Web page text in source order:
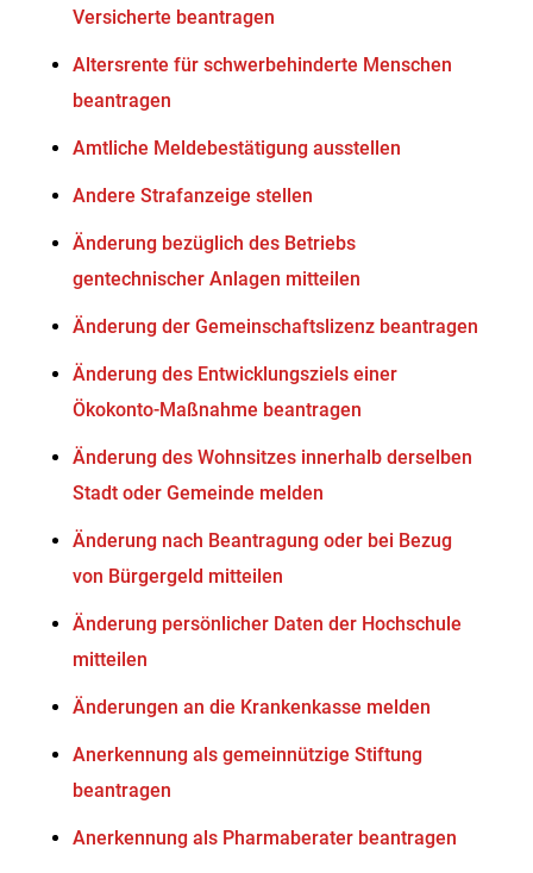
Versicherte beantragen
Altersrente für schwerbehinderte Menschen
beantragen
Amtliche Meldebestätigung ausstellen
Andere Strafanzeige stellen
Änderung bezüglich des Betriebs
gentechnischer Anlagen mitteilen
Änderung der Gemeinschaftslizenz beantragen
Änderung des Entwicklungsziels einer
Ökokonto-Maßnahme beantragen
Änderung des Wohnsitzes innerhalb derselben
Stadt oder Gemeinde melden
Änderung nach Beantragung oder bei Bezug
von Bürgergeld mitteilen
Änderung persönlicher Daten der Hochschule
mitteilen
Änderungen an die Krankenkasse melden
Anerkennung als gemeinnützige Stiftung
beantragen
Anerkennung als Pharmaberater beantragen